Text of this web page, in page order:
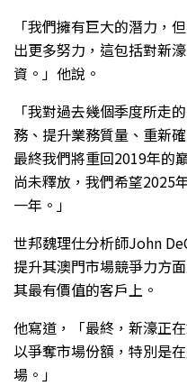
「我們擁有巨大的潛力，
出更多努力，這包括對新
資。」他說。
「我對過去幾個季度所走
務、提升業務質量、重新
最終我們將重回2019年的
尚未釋放，我們希望2025
一年。」
世邦魏理仕分析師John
提升其澳門市場競爭力方
其最有價值的客戶上。
他寫道，「最終，新濠正
以爭奪市場份額，特別是
場。」